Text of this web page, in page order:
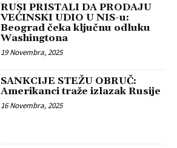
RUSI PRISTALI DA PRODAJU
VEĆINSKI UDIO U NIS-u:
Beograd čeka ključnu odluku
Washingtona
19 Novembra, 2025
SANKCIJE STEŽU OBRUČ:
Amerikanci traže izlazak Rusije
16 Novembra, 2025